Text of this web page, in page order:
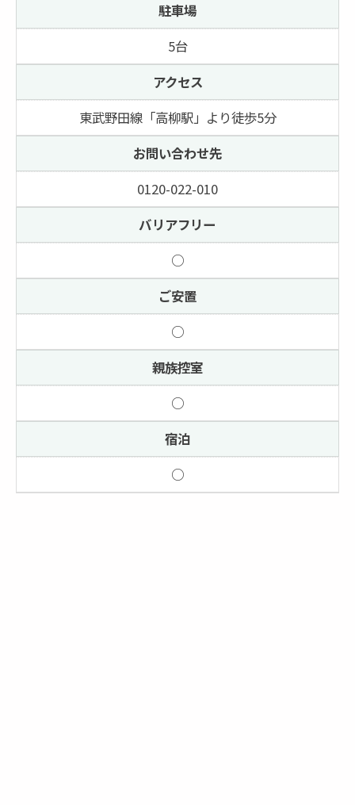
駐車場
5台
アクセス
東武野田線「高柳駅」より徒歩5分
お問い合わせ先
0120-022-010
バリアフリー
○
ご安置
○
親族控室
○
宿泊
○